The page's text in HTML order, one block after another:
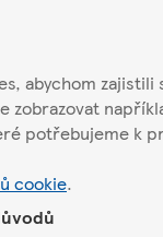
abychom
potřebujeme k
cookie.